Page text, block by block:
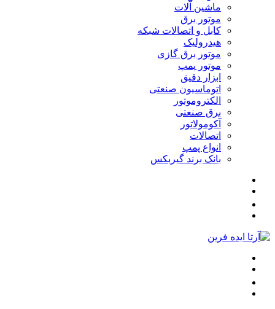
ماشین آلات
موتور برق
کابل و اتصالات شبکه
هیدرولیک
موتور برق گازی
موتور پمپ
ابزار دقیق
اتوماسیون صنعتی
الکتروموتور
برق صنعتی
آکومولاتور
اتصالات
انواع پمپ
بانک برند گیربکس